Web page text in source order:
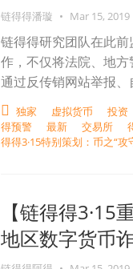
链得得潘璇 • Mar 15, 2019
链得得研究团队在此
作，不仅将法院、地
通过反传销网站举报
独家 虚拟货币 投资
得预警
最新 交易所
得得3·15特别策划：币之“攻
【链得得
地区数字货币